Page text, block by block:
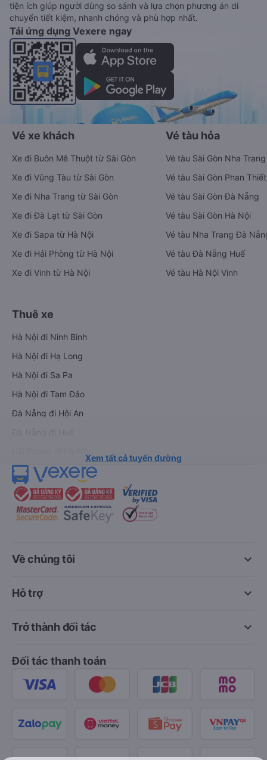
tiện ích giúp người dùng so sánh và lựa chọn phương án di
chuyển tiết kiệm, nhanh chóng và phù hợp nhất.
Tải ứng dụng Vexere ngay
Vé xe khách
Xe đi Buôn Mê Thuột từ Sài Gòn
Xe đi Vũng Tàu từ Sài Gòn
Xe đi Nha Trang từ Sài Gòn
Xe đi Đà Lạt từ Sài Gòn
Xe đi Sapa từ Hà Nội
Xe đi Hải Phòng từ Hà Nội
Xe đi Vinh từ Hà Nội
Vé tàu hỏa
Vé tàu Sài Gòn Nha Trang
Vé tàu Sài Gòn Phan Thiết
Vé tàu Sài Gòn Đà Nẵng
Vé tàu Sài Gòn Hà Nội
Vé tàu Nha Trang Đà
Vé tàu Đà Nẵng Huế
Vé tàu Hà Nội Vinh
Thuê xe
Hà Nội đi Ninh Bình
Hà Nội đi Hạ Long
Hà Nội đi Sa Pa
Hà Nội đi Tam Đảo
Đà Nẵng đi Hội An
Xem tất cả tuyến đường
keyboard_arrow_down
Về chúng tôi
keyboard_arrow_down
Hỗ trợ
keyboard_arrow_down
Trở thành đối tác
Đối tác thanh toán